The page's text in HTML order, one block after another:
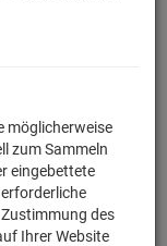
möglicherweise
zum Sammeln
eingebettete
des
Ihrer Website